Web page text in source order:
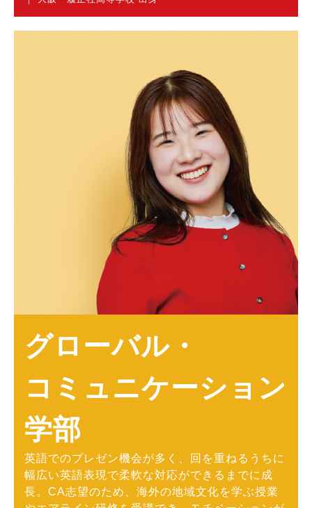
グローバル・
コミュニケーション
学部
英語でのプレゼン機会が多く、回を重ねるうちに
幅広い英語表現で柔軟な対応ができるまでに成
長。CA志望のため、海外の地域文化を学ぶ授業